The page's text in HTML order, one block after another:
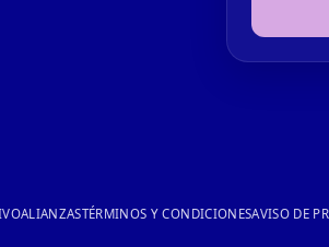
ALIANZASTÉRMINOS Y CONDICIONESAVISO DE